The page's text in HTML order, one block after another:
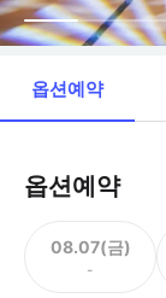
옵션예약
옵션예약
08.07(금)
-